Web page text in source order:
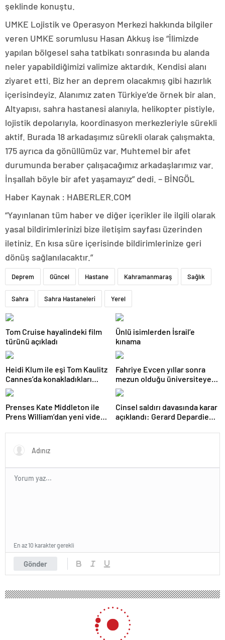
şeklinde konuştu.
UMKE Lojistik ve Operasyon Merkezi hakkında bilgiler
veren UMKE sorumlusu Hasan Akkuş ise “İlimizde
yapılan bölgesel saha tatbikatı sonrasında bu alanda
neler yapabildiğimizi valimize aktardık. Kendisi alanı
ziyaret etti. Biz her an deprem olacakmış gibi hazırlık
içerisindeyiz. Alanımız zaten Türkiye’de örnek bir alan.
Altyapısı, sahra hastanesi alanıyla, helikopter pistiyle,
lojistik depolarıyla, koordinasyon merkezleriyle sürekli
aktif. Burada 18 arkadaşımız sürekli olarak çalışmakta.
175 ayrıca da gönüllümüz var. Muhtemel bir afet
durumunda beraber çalışacağımız arkadaşlarımız var.
İnşallah böyle bir afet yaşamayız” dedi. – BİNGÖL
Haber Kaynak : HABERLER.COM
“Yayınlanan tüm haber ve diğer içerikler ile ilgili olarak
yasal bildirimlerinizi bize iletişim sayfası üzerinden
iletiniz. En kısa süre içerisinde bildirimlerinize geri
dönüş sağlanılacaktır.”
Deprem Güncel Hastane Kahramanmaraş Sağlık
Sahra Sahra Hastaneleri Yerel
Tom Cruise hayalindeki film
türünü açıkladı
Ünlü isimlerden İsrail’e
kınama
Heidi Klum ile eşi Tom Kaulitz
Cannes’da konakladıkları
otelin balkonunda aşka geldi
Fahriye Evcen yıllar sonra
mezun olduğu üniversiteye
gitti
Prenses Kate Middleton ile
Prens William’dan yeni video:
Cinsel saldırı davasında karar
açıklandı: Gerard Depardieu
Gönder
En az 10 karakter gerekli